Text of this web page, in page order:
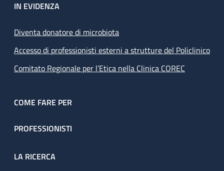
IN EVIDENZA
Diventa donatore di microbiota
Accesso di professionisti esterni a strutture del Policlinico
Comitato Regionale per l’Etica nella Clinica COREC
COME FARE PER
PROFESSIONISTI
LA RICERCA